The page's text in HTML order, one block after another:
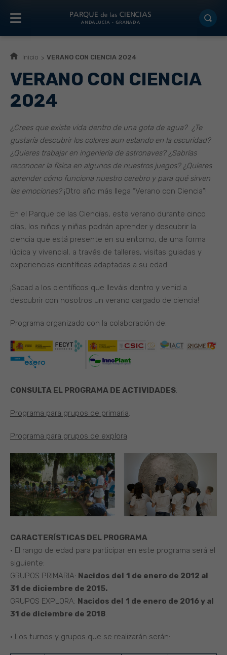
Inicio VERANO CON CIENCIA 2024
VERANO CON CIENCIA
2024
¿Crees que existe vida dentro de una gota de agua? ¿Te
gustaría descubrir los colores aun estando en la oscuridad?
¿Quieres trabajar en ingeniería de astronaves? ¿Sabrías
reconocer la física en algunos de nuestros juegos? ¿Quieres
aprender cómo funciona nuestro cerebro y para qué sirven
las emociones?¡Otro año más llega “Verano con Ciencia”!
En el Parque de las Ciencias, este verano durante cinco
días, los niños y niñas podrán aprender y descubrir la
ciencia que está presente en su entorno, de una forma
lúdica y vivencial, a través de talleres, visitas guiadas y
experiencias científicas adaptadas a su edad.
¡Sacad a los científicos que lleváis dentro y venid a
descubrir con nosotros un verano cargado de ciencia!
Programa organizado con la colaboración de:
CONSULTA EL PROGRAMA DE ACTIVIDADES:
Programa para grupos de primaria.
Programa para grupos de explora.
CARACTERÍSTICAS DEL PROGRAMA
• El rango de edad para participar en este programa será el
siguiente:
GRUPOS PRIMARIA: Nacidos del 1 de enero de 2012 al
31 de diciembre de 2015.
GRUPOS EXPLORA: Nacidos del 1 de enero de 2016 y al
31 de diciembre de 2018.
• Los turnos y grupos que se realizarán serán: